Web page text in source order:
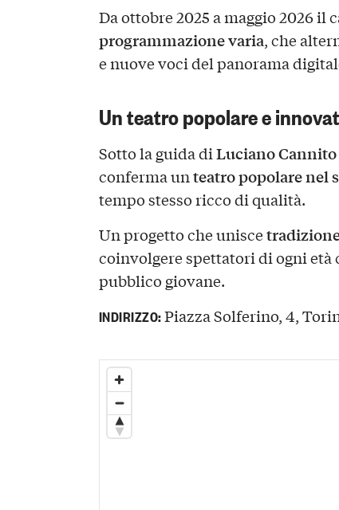
Da ottobre 2025 a maggio 2026 il
programmazione varia, che
e nuove voci del panorama
Un teatro popolare e
Sotto la guida diLuciano Cannito
conferma unteatro popolare nel
tempo stesso ricco di qualità.
Un progetto che unisce
coinvolgere spettatori di ogni
pubblico giovane.
INDIRIZZO:Piazza Solferino, 4,